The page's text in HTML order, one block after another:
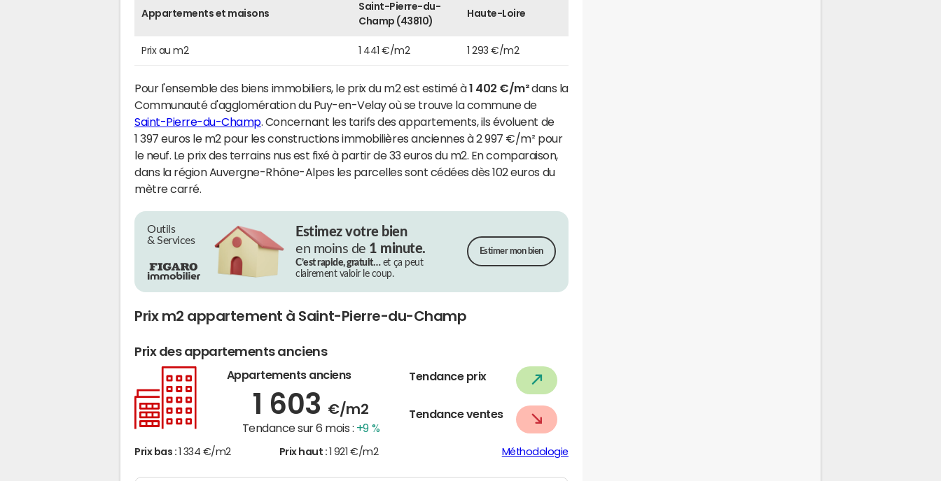
Appartements et maisons
Saint-Pierre-du-
Champ (43810)
Haute-Loire
Prix au m2 1 441 €/m2 1 293 €/m2
Pour l'ensemble des biens immobiliers, le prix du m2 est estimé à1 402 €/m²dans la
Communauté d'agglomération du Puy-en-Velay où se trouve la commune de
Saint-Pierre-du-Champ. Concernant les tarifs des appartements, ils évoluent de
1 397 euros le m2 pour les constructions immobilières anciennes à 2 997 €/m² pour
le neuf. Le prix des terrains nus est fixé à partir de 33 euros du m2. En comparaison,
dans la région Auvergne-Rhône-Alpes les parcelles sont cédées dès 102 euros du
mètre carré.
Outils
& Services
Estimez votre bien
en moins de 1 minute.
C’est rapide, gratuit…et ça peut
clairement valoir le coup.
Estimer mon bien
Prix m2 appartement à Saint-Pierre-du-Champ
Prix des appartements anciens
Appartements anciens
1 603 €/m2
Tendance sur 6 mois : +9 %
Tendance prix
Tendance ventes
Prix bas : 1 334 €/m2 Prix haut : 1 921 €/m2 Méthodologie